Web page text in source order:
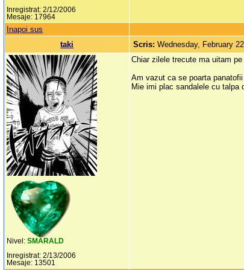
Inregistrat: 2/12/2006
Mesaje: 17964
Inapoi sus
taki
Scris:Wednesday, February
Nivel:SMARALD
Inregistrat: 2/13/2006
Mesaje: 13501
Chiar zilele trecute ma uitam
Am vazut ca se poarta
Mie imi plac sandalele cu